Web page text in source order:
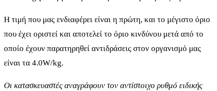
Η τιμή που μας ενδιαφέρει είναι η πρώτη, και το μέγιστο όριο
που έχει οριστεί και αποτελεί το όριο κινδύνου μετά από το
οποίο έχουν παρατηρηθεί αντιδράσεις στον οργανισμό μας
είναι τα 4.0W/kg.
Οι κατασκευαστές αναγράφουν τον αντίστοιχο ρυθμό ειδικής